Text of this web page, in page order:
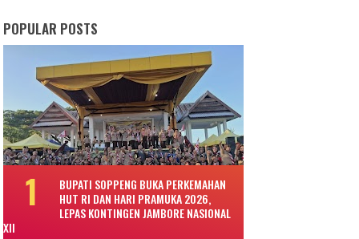
POPULAR POSTS
BUPATI SOPPENG BUKA PERKEMAHAN
HUT RI DAN HARI PRAMUKA 2026,
LEPAS KONTINGEN JAMBORE NASIONAL
XII